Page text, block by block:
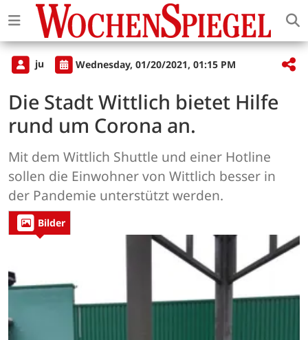
ju Wednesday, 01/20/2021, 01:15 PM
Die Stadt Wittlich bietet Hilfe
rund um Corona an.
Mit dem Wittlich Shuttle und einer Hotline
sollen die Einwohner von Wittlich besser in
der Pandemie unterstützt werden.
Bilder